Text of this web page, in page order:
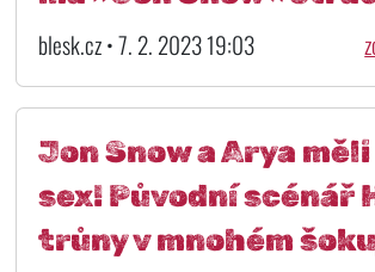
blesk.cz • 7. 2. 2023 19:03
Jon Snow a Arya
sex! Původní scénář
trůny v mnohém